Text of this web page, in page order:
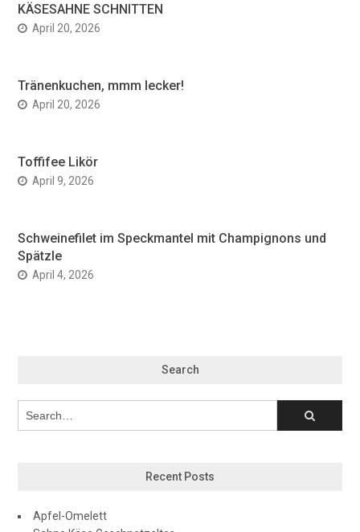
KÄSESAHNE SCHNITTEN
April 20, 2026
Tränenkuchen, mmm lecker!
April 20, 2026
Toffifee Likör
April 9, 2026
Schweinefilet im Speckmantel mit Champignons und
Spätzle
April 4, 2026
Search
Recent Posts
Apfel-Omelett